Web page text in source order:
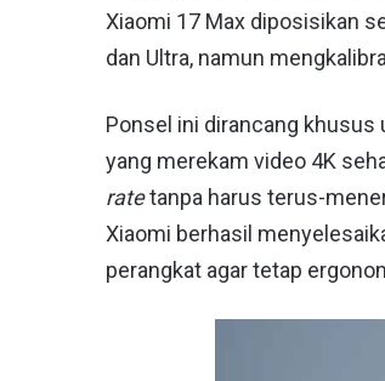
Xiaomi 17 Max diposisikan
dan Ultra, namun
Ponsel ini dirancang
yang merekam video 4K
ratetanpa harus terus-
Xiaomi berhasil
perangkat agar tetap